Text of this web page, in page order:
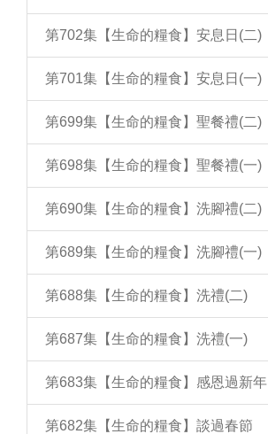
第702集【生命的糧食】安息日(二)
第701集【生命的糧食】安息日(一)
第699集【生命的糧食】聖餐禮(二)
第698集【生命的糧食】聖餐禮(一)
第690集【生命的糧食】洗腳禮(二)
第689集【生命的糧食】洗腳禮(一)
第688集【生命的糧食】洗禮(二)
第687集【生命的糧食】洗禮(一)
第683集【生命的糧食】感恩過新年
第682集【生命的糧食】談過春節